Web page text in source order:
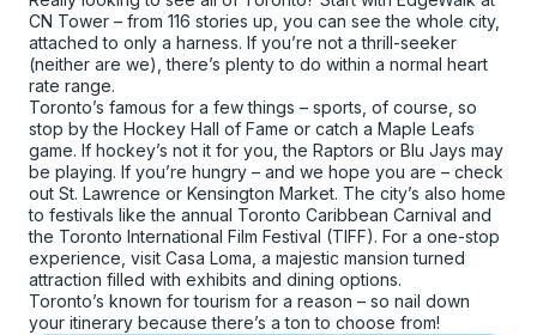
CN Tower – from 116 stories up, you can see the whole city,
attached to only a harness. If you’re not a thrill-seeker
(neither are we), there’s plenty to do within a normal heart
rate range.
Toronto’s famous for a few things – sports, of course, so
stop by the Hockey Hall of Fame or catch a Maple Leafs
game. If hockey’s not it for you, the Raptors or Blu Jays may
be playing. If you’re hungry – and we hope you are – check
out St. Lawrence or Kensington Market. The city’s also home
to festivals like the annual Toronto Caribbean Carnival and
the Toronto International Film Festival (TIFF). For a one-stop
experience, visit Casa Loma, a majestic mansion turned
attraction filled with exhibits and dining options.
Toronto’s known for tourism for a reason – so nail down
your itinerary because there’s a ton to choose from!